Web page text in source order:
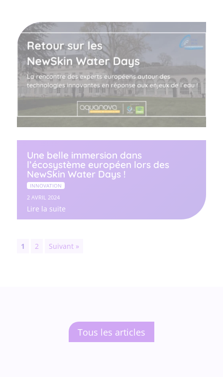
Une belle immersion dans
l’écosystème européen lors des
NewSkin Water Days !
INNOVATION
2 AVRIL 2024
Lire la suite
1 2 Suivant »
Tous les articles